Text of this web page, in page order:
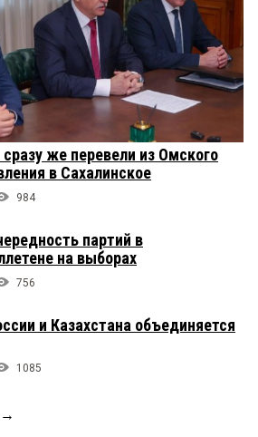
же перевели из Омского
в Сахалинское
984
партий в
на выборах
756
и Казахстана объединяется
1085
→